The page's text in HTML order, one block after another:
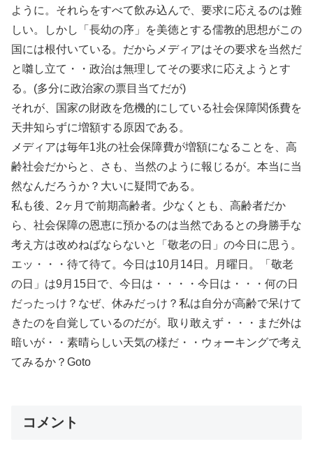
ように。それらをすべて飲み込んで、要求に応えるのは難
しい。しかし「長幼の序」を美徳とする儒教的思想がこの
国には根付いている。だからメディアはその要求を当然だ
と囃し立て・・政治は無理してその要求に応えようとす
る。(多分に政治家の票目当てだが)
それが、国家の財政を危機的にしている社会保障関係費を
天井知らずに増額する原因である。
メディアは毎年1兆の社会保障費が増額になることを、高
齢社会だからと、さも、当然のように報じるが。本当に当
然なんだろうか？大いに疑問である。
私も後、2ヶ月で前期高齢者。少なくとも、高齢者だか
ら、社会保障の恩恵に預かるのは当然であるとの身勝手な
考え方は改めねばならないと「敬老の日」の今日に思う。
エッ・・・待て待て。今日は10月14日。月曜日。「敬老
の日」は9月15日で、今日は・・・・今日は・・・何の日
だったっけ？なぜ、休みだっけ？私は自分が高齢で呆けて
きたのを自覚しているのだが。取り敢えず・・・まだ外は
暗いが・・素晴らしい天気の様だ・・ウォーキングで考え
てみるか？Goto
コメント